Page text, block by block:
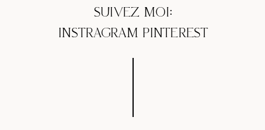
SUIVEZ MOI:
INSTRAGRAM PINTEREST